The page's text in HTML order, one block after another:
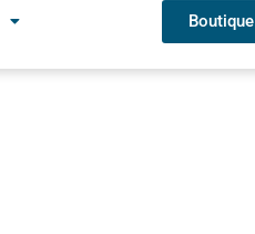
Boutique